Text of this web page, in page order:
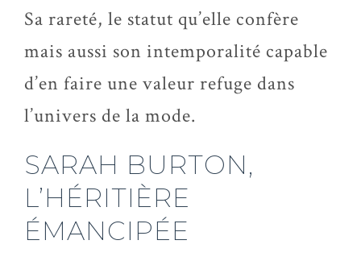
Sa rareté, le statut qu’elle confère
mais aussi son intemporalité capable
d’en faire une valeur refuge dans
l’univers de la mode.
SARAH BURTON,
L’HÉRITIÈRE
ÉMANCIPÉE